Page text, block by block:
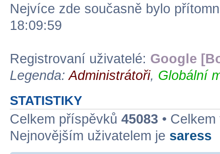
Nejvíce zde současně bylo
18:09:59
Registrovaní uživatelé: Google
Legenda:Administrátoři, Globální
STATISTIKY
Celkem příspěvků 45083 •
Nejnovějším uživatelem je saress